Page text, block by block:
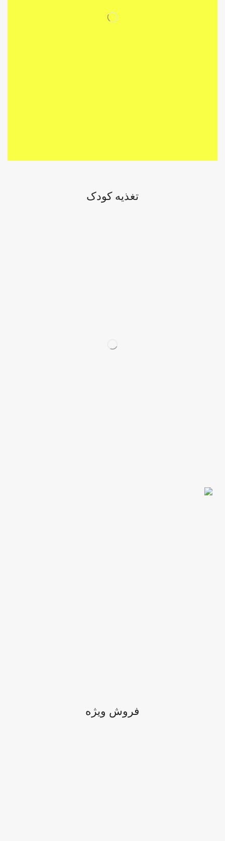
تغذیه کودک
فروش ویژه